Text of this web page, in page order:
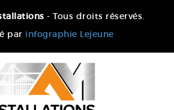
- Tous droits réservés.
par infographie Lejeune